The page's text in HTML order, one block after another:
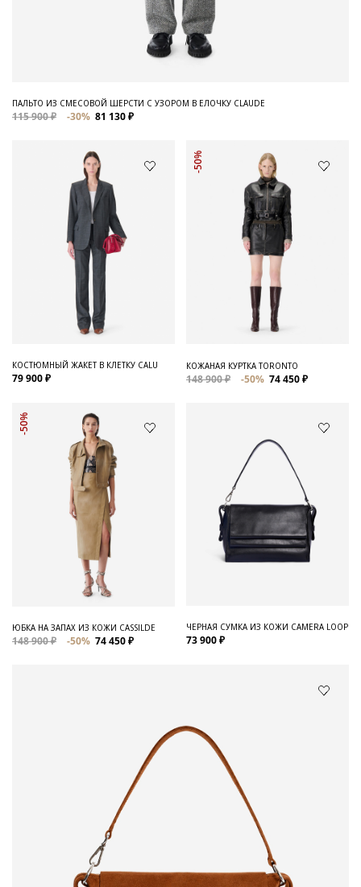
ПАЛЬТО ИЗ СМЕСОВОЙ ШЕРСТИ С УЗОРОМ В ЕЛОЧКУ CLAUDE
115 900 ₽ -30% 81 130 ₽
КОСТЮМНЫЙ ЖАКЕТ В КЛЕТКУ CALU
79 900 ₽
-50%
КОЖАНАЯ КУРТКА TORONTO
148 900 ₽ -50% 74 450 ₽
-50%
ЮБКА НА ЗАПАХ ИЗ КОЖИ CASSILDE
148 900 ₽ -50% 74 450 ₽
ЧЕРНАЯ СУМКА ИЗ КОЖИ CAMERA LOOP
73 900 ₽